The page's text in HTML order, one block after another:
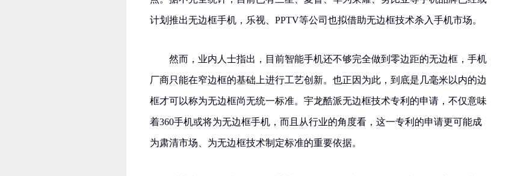
计划推出无边框手机，乐视、PPTV等公司也拟借助无边框技术杀入手机市场。
然而，业内人士指出，目前智能手机还不够完全做到零边距的无边框，手机
厂商只能在窄边框的基础上进行工艺创新。也正因为此，到底是几毫米以内的边
框才可以称为无边框尚无统一标准。宇龙酷派无边框技术专利的申请，不仅意味
着360手机或将为无边框手机，而且从行业的角度看，这一专利的申请更可能成
为肃清市场、为无边框技术制定标准的重要依据。